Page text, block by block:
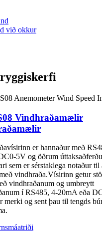
við okkur
Vindhraðamælir
er hannaður með
5V og öðrum
sem er sérstaklega notaður til
vindhraða.Vísirinn getur
vindhraðanum og umbreytt
í RS485, 4-20mA eða
merki og sent þau til tengds
smáatriði